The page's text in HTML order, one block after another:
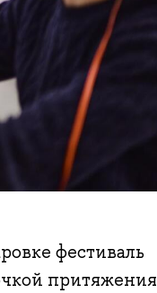
фестиваль
притяжения